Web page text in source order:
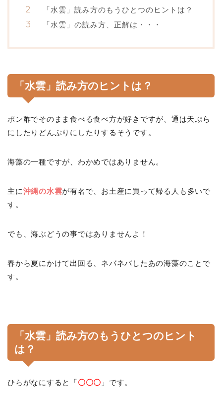
「水雲」読み方のもうひとつのヒントは？
「水雲」の読み方、正解は・・・
「水雲」読み方のヒントは？
ポン酢でそのまま食べる食べ方が好きですが、通は天ぷら
にしたりどんぶりにしたりするそうです。
海藻の一種ですが、わかめではありません。
主に沖縄の水雲が有名で、お土産に買って帰る人も多いで
す。
でも、海ぶどうの事ではありませんよ！
春から夏にかけて出回る、ネバネバしたあの海藻のことで
す。
「水雲」 読み方のもうひとつのヒント
は？
ひらがなにすると「〇〇〇 」です。